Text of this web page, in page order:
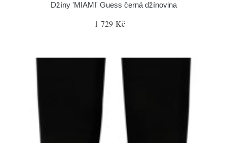
Džíny 'MIAMI' Guess černá džínovina
1 729 Kč